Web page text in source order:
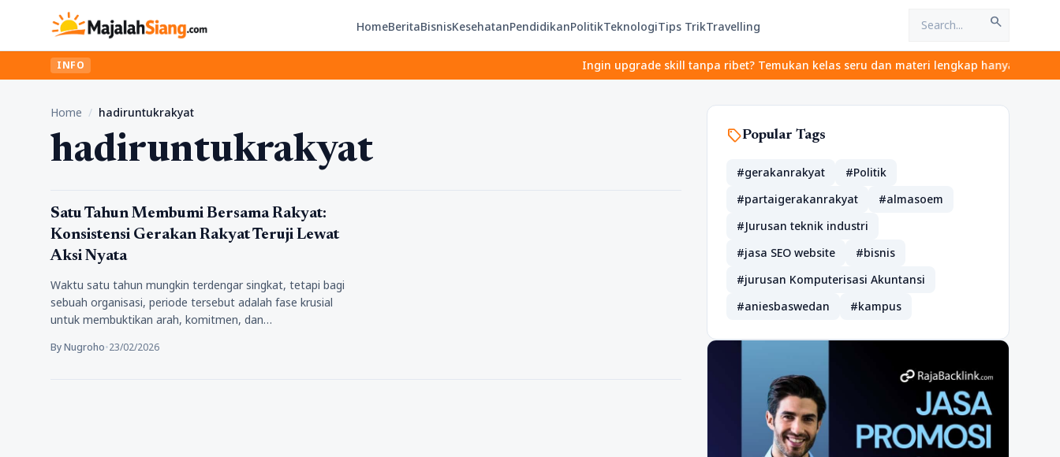
HomeBeritaBisnisKesehatanPendidikanPolitikTeknologiTips TrikTravelling search
INFO Ingin upgrade skill tanpa ribet? Temukan kelas seru dan materi lengkap hanya di
Home / hadiruntukrakyat
hadiruntukrakyat
Politik
Satu Tahun Membumi Bersama Rakyat:
Konsistensi Gerakan Rakyat Teruji Lewat
Aksi Nyata
Waktu satu tahun mungkin terdengar singkat, tetapi bagi
sebuah organisasi, periode tersebut adalah fase krusial
untuk membuktikan arah, komitmen, dan…
By Nugroho•23/02/2026
sellPopular Tags
#gerakanrakyat
#Politik
#partaigerakanrakyat
#almasoem
#Jurusan teknik industri
#jasa SEO website
#bisnis
#jurusan Komputerisasi Akuntansi
#aniesbaswedan
#kampus